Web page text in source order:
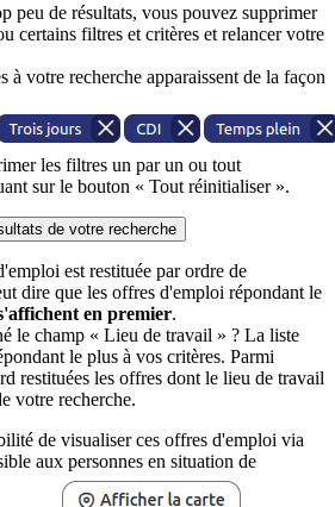
peu de résultats, vous pouvez supprimer
certains filtres et critères et relancer votre
à votre recherche apparaissent de la façon
les filtres un par un ou tout
sur le bouton « Tout réinitialiser ».
de votre recherche
est restituée par ordre de
dire que les offres d'emploi répondant le
en premier.
le champ « Lieu de travail » ? La liste
le plus à vos critères. Parmi
restituées les offres dont le lieu de travail
votre recherche.
de visualiser ces offres d'emploi via
aux personnes en situation de